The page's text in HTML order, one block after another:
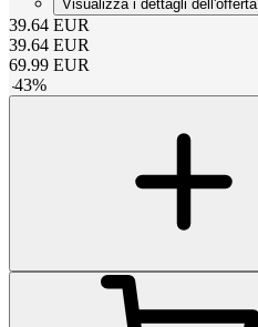
Visualizza i dettagli dell'offerta
39.64 EUR
39.64 EUR
69.99 EUR
-43%